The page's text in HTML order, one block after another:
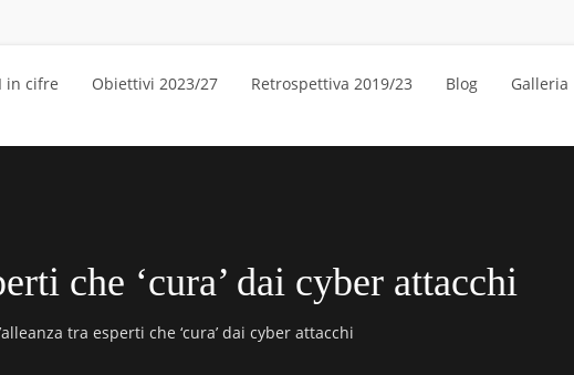
in cifre Obiettivi 2023/27 Retrospettiva 2019/23 Blog Galleria
che ‘cura’ dai cyber attacchi
tra esperti che ‘cura’ dai cyber attacchi